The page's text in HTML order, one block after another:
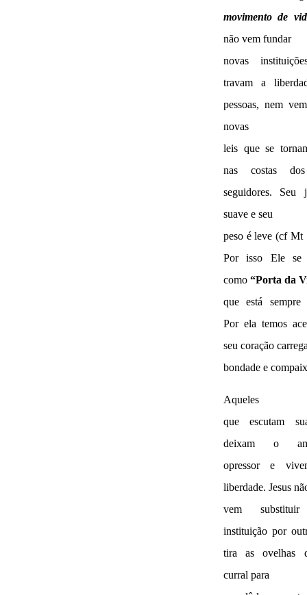
movimento de
não vem fundar
novas
travam a
pessoas, nem
novas
leis que se
nas costas
seguidores. Seu
suave e seu
peso é leve (cf Mt
Por isso Ele se
como “Porta da
que está sempre
Por ela temos
seu coração
bondade e
Aqueles
que escutam
deixam o
opressor e
liberdade. Jesus
vem
instituição por
tira as ovelhas
curral para